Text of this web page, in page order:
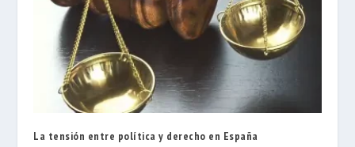
La tensión entre política y derecho en España